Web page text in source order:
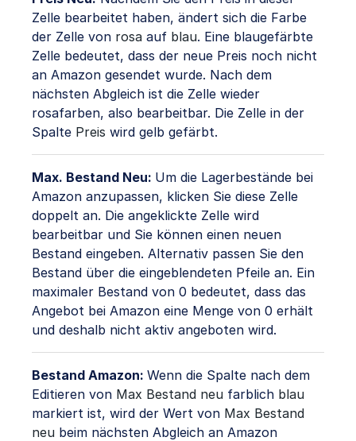
Zelle bearbeitet haben, ändert sich die Farbe
der Zelle von rosa auf blau. Eine blaugefärbte
Zelle bedeutet, dass der neue Preis noch nicht
an Amazon gesendet wurde. Nach dem
nächsten Abgleich ist die Zelle wieder
rosafarben, also bearbeitbar. Die Zelle in der
Spalte Preis wird gelb gefärbt.
Max. Bestand Neu: Um die Lagerbestände bei
Amazon anzupassen, klicken Sie diese Zelle
doppelt an. Die angeklickte Zelle wird
bearbeitbar und Sie können einen neuen
Bestand eingeben. Alternativ passen Sie den
Bestand über die eingeblendeten Pfeile an. Ein
maximaler Bestand von 0 bedeutet, dass das
Angebot bei Amazon eine Menge von 0 erhält
und deshalb nicht aktiv angeboten wird.
Bestand Amazon: Wenn die Spalte nach dem
Editieren von Max Bestand neu farblich blau
markiert ist, wird der Wert von Max Bestand
neu beim nächsten Abgleich an Amazon